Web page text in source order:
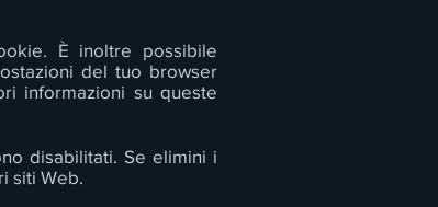
È inoltre possibile
del tuo browser
informazioni su queste
disabilitati. Se elimini i
siti Web.